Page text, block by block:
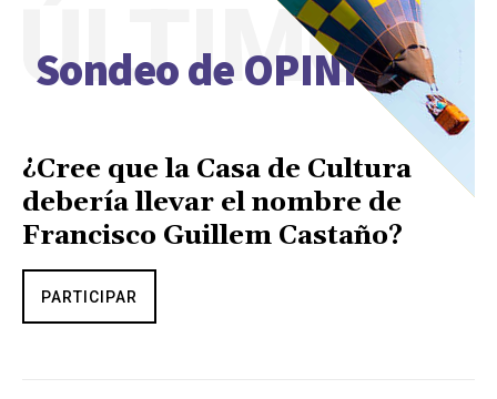
Sondeo de OPINIÓN
ÚLTIMO
¿Cree que la Casa de Cultura
debería llevar el nombre de
Francisco Guillem Castaño?
PARTICIPAR